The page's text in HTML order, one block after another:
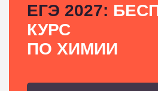
ЕГЭ 2027:
КУРС
ПО ХИМИИ